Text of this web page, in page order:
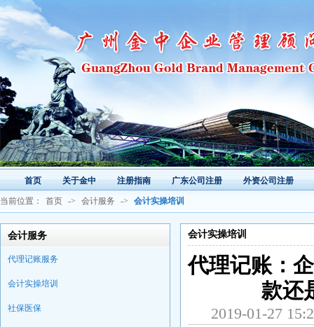
首页 关于金中 注册指南 广东公司注册 外资公司注册
当前位置： 首页 -> 会计服务 -> 会计实操培训
会计服务
代理记账服务
会计实操培训
社保医保
会计实操培训
代理记账：
款还
2019-01-27